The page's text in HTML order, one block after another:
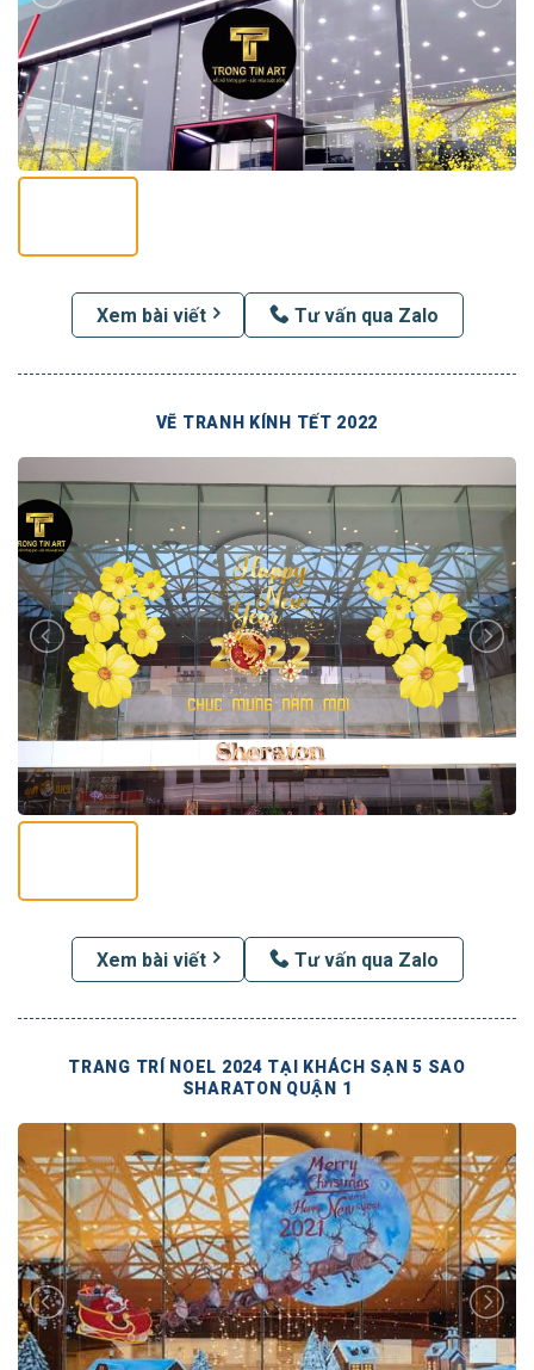
Xem bài viết Tư vấn qua Zalo
VẼ TRANH KÍNH TẾT 2022
Xem bài viết Tư vấn qua Zalo
TRANG TRÍ NOEL 2024 TẠI KHÁCH SẠN 5 SAO
SHARATON QUẬN 1